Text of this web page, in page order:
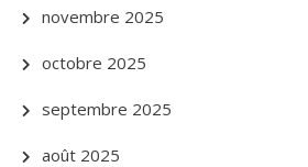
novembre 2025
octobre 2025
septembre 2025
août 2025